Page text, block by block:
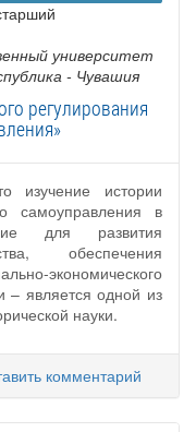
университет
- Чувашия
регулирования
изучение истории
самоуправления в
для развития
обеспечения
экономического
– является одной из
науки.
комментарий